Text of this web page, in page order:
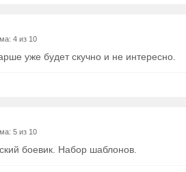
4 из 10
уже будет скучно и не интересно.
5 из 10
боевик. Набор шаблонов.